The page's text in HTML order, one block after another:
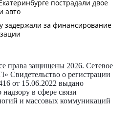
защищены 2026. Сетевое
Свидетельство о регистрации
15.06.2022 выдано
в сфере связи
и массовых коммуникаций